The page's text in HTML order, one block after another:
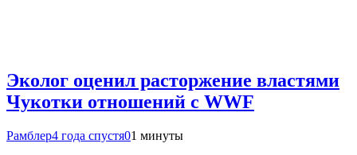
Эколог оценил расторжение властями
Чукотки отношений с WWF
Рамблер4 года спустя01 минуты